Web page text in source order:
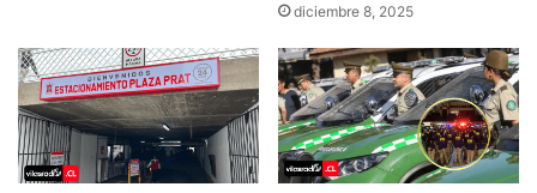
diciembre 8, 2025